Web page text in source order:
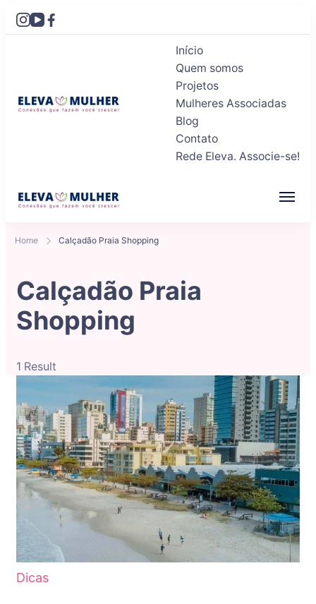
Eleva Mulher
Conexões que fazem você crescer
Início
Quem somos
Projetos
Mulheres Associadas
Blog
Contato
Rede Eleva. Associe-se!
Home Calçadão Praia Shopping
Calçadão Praia
Shopping
1 Result
Dicas